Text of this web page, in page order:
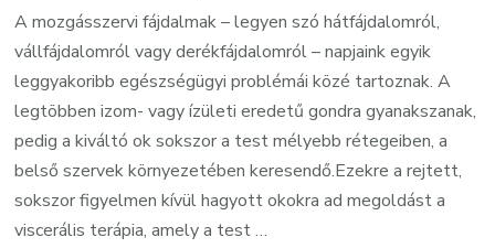
A mozgásszervi fájdalmak – legyen szó hátfájdalomról,
vállfájdalomról vagy derékfájdalomról – napjaink egyik
leggyakoribb egészségügyi problémái közé tartoznak. A
legtöbben izom- vagy ízületi eredetű gondra gyanakszanak,
pedig a kiváltó ok sokszor a test mélyebb rétegeiben, a
belső szervek környezetében keresendő.Ezekre a rejtett,
sokszor figyelmen kívül hagyott okokra ad megoldást a
viscerális terápia, amely a test …